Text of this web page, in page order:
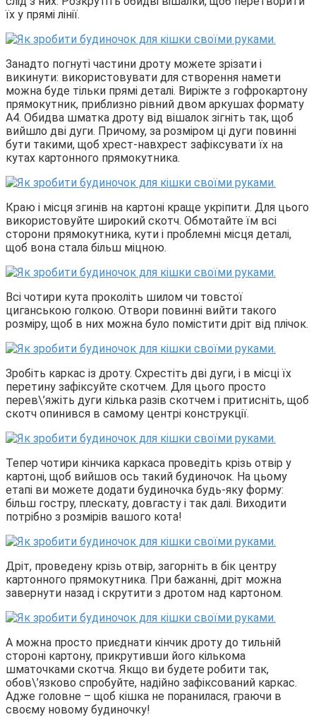
їх у прямі лінії.
Занадто погнуті частини дроту можете зрізати і
викинути: використовувати для створення намети
можна буде тільки прямі деталі. Виріжте з гофрокартону
прямокутник, приблизно рівний двом аркушах формату
А4. Обидва шматка дроту від вішалок зігніть так, щоб
вийшло дві дуги. Причому, за розміром ці дуги повинні
бути такими, щоб хрест-навхрест зафіксувати їх на
кутах картонного прямокутника.
Краю і місця згинів на картоні краще укріпити. Для цього
використовуйте широкий скотч. Обмотайте їм всі
сторони прямокутника, кути і проблемні місця деталі,
щоб вона стала більш міцною.
Всі чотири кута проколіть шилом чи товстої
циганською голкою. Отвори повинні вийти такого
розміру, щоб в них можна було помістити дріт від плічок.
Зробіть каркас із дроту. Схрестіть дві дуги, і в місці їх
перетину зафіксуйте скотчем. Для цього просто
перев\’яжіть дуги кілька разів скотчем і притисніть, щоб
скотч опинився в самому центрі конструкції.
Тепер чотири кінчика каркаса проведіть крізь отвір у
картоні, щоб вийшов ось такий будиночок. На цьому
етапі ви можете додати будиночка будь-яку форму:
більш гостру, плескату, довгасту і так далі. Виходити
потрібно з розмірів вашого кота!
Дріт, проведену крізь отвір, загорніть в бік центру
картонного прямокутника. При бажанні, дріт можна
завернути назад і скрутити з дротом над картоном.
А можна просто приєднати кінчик дроту до тильній
стороні картону, прикрутивши його кількома
шматочками скотча. Якщо ви будете робити так,
обов\’язково спробуйте, надійно зафіксований каркас.
Адже головне – щоб кішка не поранилася, граючи в
своєму новому будиночку!